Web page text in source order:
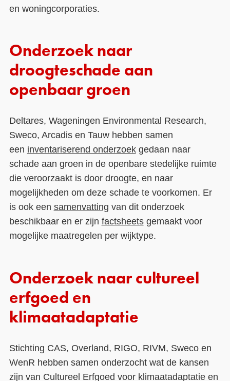
en woningcorporaties.
Onderzoek naar
droogteschade aan
openbaar groen
Deltares, Wageningen Environmental Research,
Sweco, Arcadis en Tauw hebben samen
een inventariserend onderzoekgedaan naar
schade aan groen in de openbare stedelijke ruimte
die veroorzaakt is door droogte, en naar
mogelijkheden om deze schade te voorkomen. Er
is ook een samenvatting van dit onderzoek
beschikbaar en er zijn factsheetsgemaakt voor
mogelijke maatregelen per wijktype.
Onderzoek naar cultureel
erfgoed en
klimaatadaptatie
Stichting CAS, Overland, RIGO, RIVM, Sweco en
WenR hebben samen onderzocht wat de kansen
zijn van Cultureel Erfgoed voor klimaatadaptatie en